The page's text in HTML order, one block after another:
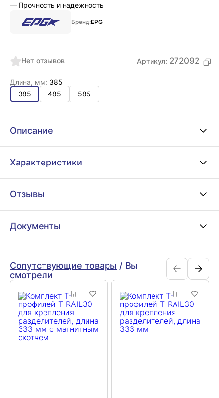
Нет отзывов Артикул: 272092
Длина, мм: 385
385
485 585
— Прочность и надежность
Бренд:EPG
Описание
Характеристики
Отзывы
Документы
Сопутствующие товары / Вы
смотрели